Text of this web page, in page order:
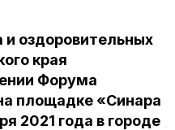
оздоровительных
края
Форума
площадке «Синара
2021 года в городе